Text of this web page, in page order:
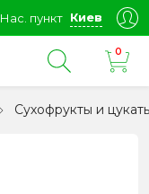
Нас. пункт Киев
0
Сухофрукты и